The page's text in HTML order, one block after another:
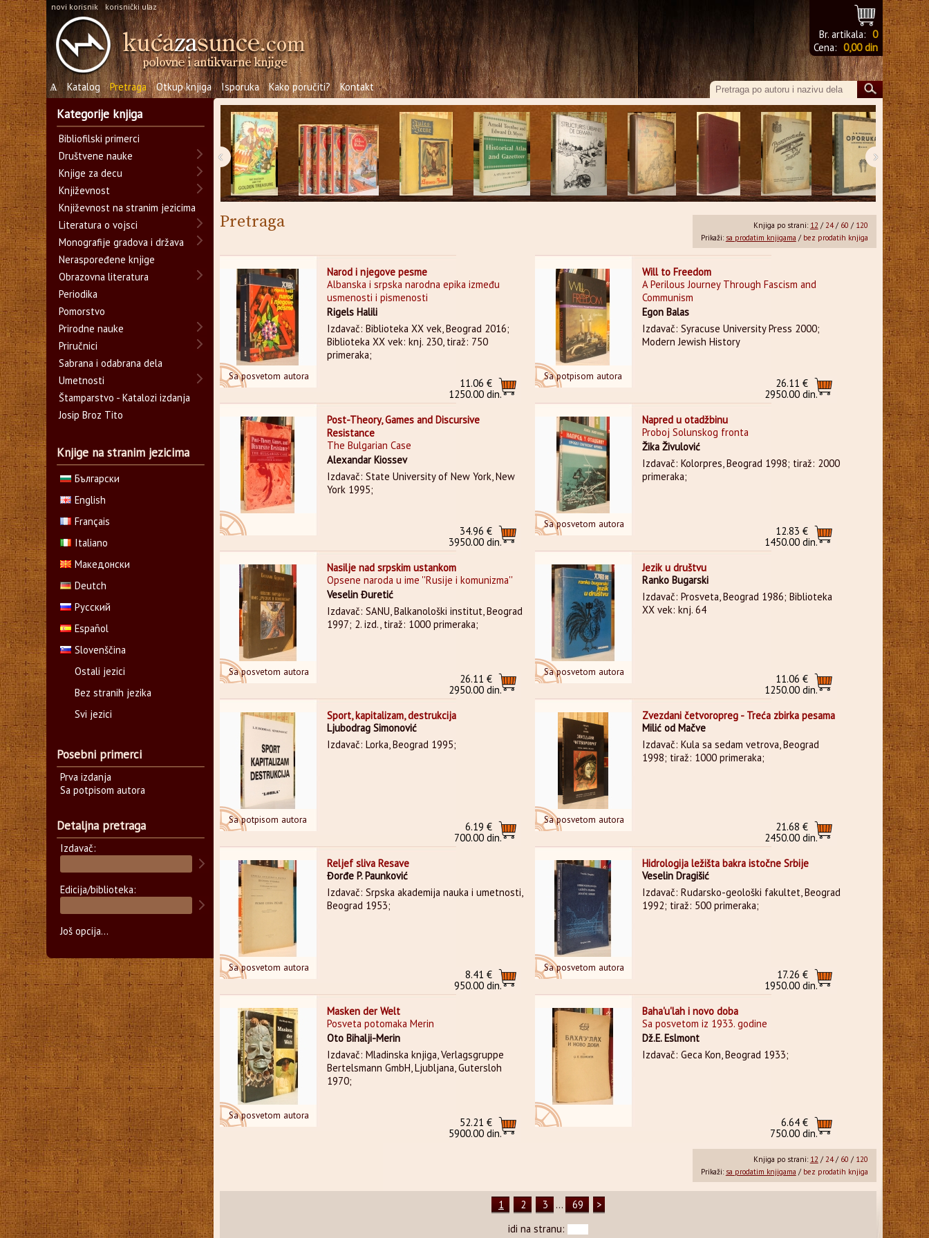
novi korisnik korisnički ulaz
Br. artikala: 0
Cena: 0,00 din
Ѧ Katalog Pretraga Otkup knjiga Isporuka Kako poručiti? Kontakt
‹ ›
Pretraga Knjiga po strani: 12 / 24/ 60 / 120
Prikaži: sa prodatim knjigama / bez prodatih knjiga
Narod i njegove pesme
Albanska i srpska narodna epika između
usmenosti i pismenosti
Rigels Halili
Sa posvetom autora
Izdavač: Biblioteka XX vek, Beograd 2016;
Biblioteka XX vek: knj. 230, tiraž: 750
primeraka;
11.06 €
1250.00 din.
Will to Freedom
A Perilous Journey Through Fascism and
Communism
Egon Balas
Sa potpisom autora
Izdavač: Syracuse University Press 2000;
Modern Jewish History
26.11 €
2950.00 din.
Post-Theory, Games and Discursive
Resistance
The Bulgarian Case
Alexandar Kiossev
Izdavač: State University of New York, New
York 1995;
34.96 €
3950.00 din.
Napred u otadžbinu
Proboj Solunskog fronta
Žika Živulović
Sa posvetom autora
Izdavač: Kolorpres, Beograd 1998; tiraž: 2000
primeraka;
12.83 €
1450.00 din.
Nasilje nad srpskim ustankom
Opsene naroda u ime ''Rusije i komunizma''
Veselin Đuretić
Sa posvetom autora
Izdavač: SANU, Balkanološki institut, Beograd
1997; 2. izd., tiraž: 1000 primeraka;
26.11 €
2950.00 din.
Jezik u društvu
Ranko Bugarski
Sa posvetom autora
Izdavač: Prosveta, Beograd 1986; Biblioteka
XX vek: knj. 64
11.06 €
1250.00 din.
Sport, kapitalizam, destrukcija
Ljubodrag Simonović
Sa potpisom autora
Izdavač: Lorka, Beograd 1995;
6.19 €
700.00 din.
Zvezdani četvoropreg - Treća zbirka pesama
Milić od Mačve
Sa posvetom autora
Izdavač: Kula sa sedam vetrova, Beograd
1998; tiraž: 1000 primeraka;
21.68 €
2450.00 din.
Reljef sliva Resave
Đorđe P. Paunković
Sa posvetom autora
Izdavač: Srpska akademija nauka i umetnosti,
Beograd 1953;
8.41 €
950.00 din.
Hidrologija ležišta bakra istočne Srbije
Veselin Dragišić
Sa posvetom autora
Izdavač: Rudarsko-geološki fakultet, Beograd
1992; tiraž: 500 primeraka;
17.26 €
1950.00 din.
Masken der Welt
Posveta potomaka Merin
Oto Bihalji-Merin
Sa posvetom autora
Izdavač: Mladinska knjiga, Verlagsgruppe
Bertelsmann GmbH, Ljubljana, Gutersloh
1970;
52.21 €
5900.00 din.
Baha'u'lah i novo doba
Sa posvetom iz 1933. godine
Dž.E. Eslmont
Izdavač: Geca Kon, Beograd 1933;
6.64 €
750.00 din.
Knjiga po strani: 12 / 24/ 60 / 120
Prikaži: sa prodatim knjigama / bez prodatih knjiga
1 2 3 ... 69
>
idi na stranu:
Kategorije knjiga
Bibliofilski primerci
Društvene nauke
Knjige za decu
Književnost
Književnost na stranim jezicima
Literatura o vojsci
Monografije gradova i država
Neraspoređene knjige
Obrazovna literatura
Periodika
Pomorstvo
Prirodne nauke
Priručnici
Sabrana i odabrana dela
Umetnosti
Štamparstvo - Katalozi izdanja
Josip Broz Tito
Knjige na stranim jezicima
Български
English
Français
Italiano
Македонски
Deutch
Русский
Español
Slovenščina
Ostali jezici
Bez stranih jezika
Svi jezici
Posebni primerci
Prva izdanja
Sa potpisom autora
Detaljna pretraga
Izdavač:
Edicija/biblioteka:
Još opcija...